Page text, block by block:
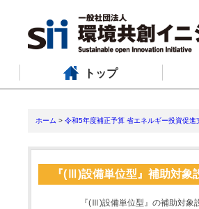
トップ
ホーム > 令和5年度補正予算 省エネルギー投資促進
『(Ⅲ)設備単位型』補助対象
『(Ⅲ)設備単位型』の補助対象